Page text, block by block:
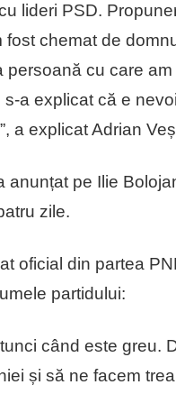
lideri PSD.
fost chemat de
persoană cu care
a explicat că e
a explicat Adrian
anunțat pe Ilie
zile.
oficial din partea
partidului:
când este greu.
și să ne facem